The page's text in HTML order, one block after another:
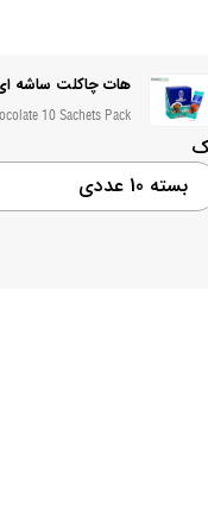
هات چاکلت ساشه ای 10 عددی
10 Sachets Pack
بسته 10 عددی